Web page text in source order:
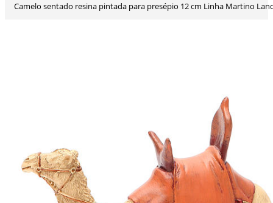
Camelo sentado resina pintada para presépio 12 cm Linha Martino